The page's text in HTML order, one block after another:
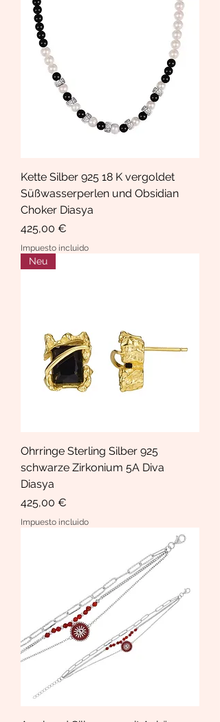
Kette Silber 925 18 K vergoldet
Süßwasserperlen und Obsidian
Choker Diasya
Precio
425,00 €
Impuesto incluido
Neu
Ohrringe Sterling Silber 925
schwarze Zirkonium 5A Diva
Diasya
Precio
425,00 €
Impuesto incluido